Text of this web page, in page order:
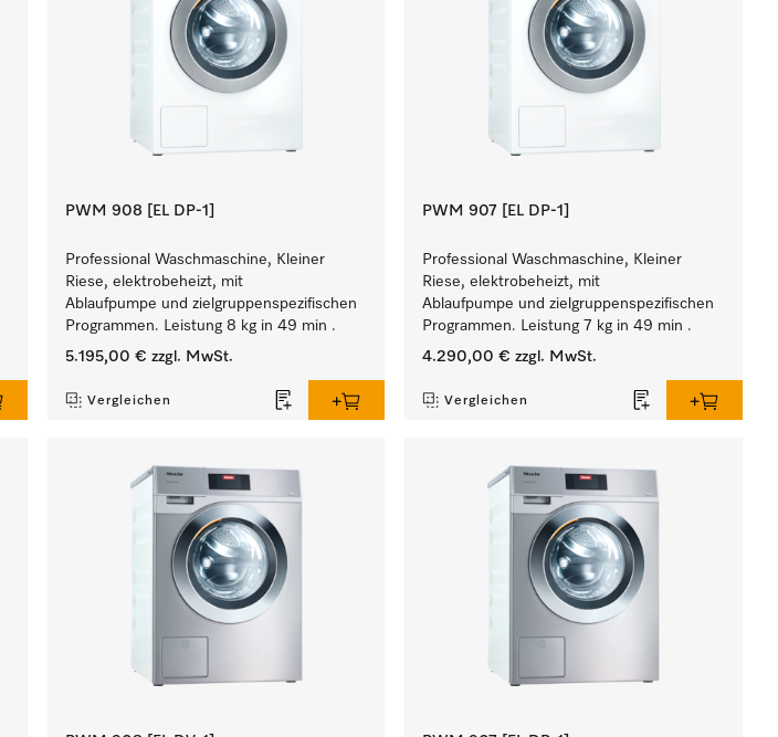
PWM 908 [EL DP-1]
Professional Waschmaschine, Kleiner
Riese, elektrobeheizt, mit
Ablaufpumpe und zielgruppenspezifischen
Programmen. Leistung 8 kg in 49 min .
5.195,00 € zzgl. MwSt.
Vergleichen
PWM 907 [EL DP-1]
Professional Waschmaschine, Kleiner
Riese, elektrobeheizt, mit
Ablaufpumpe und zielgruppenspezifischen
Programmen. Leistung 7 kg in 49 min .
4.290,00 € zzgl. MwSt.
Vergleichen